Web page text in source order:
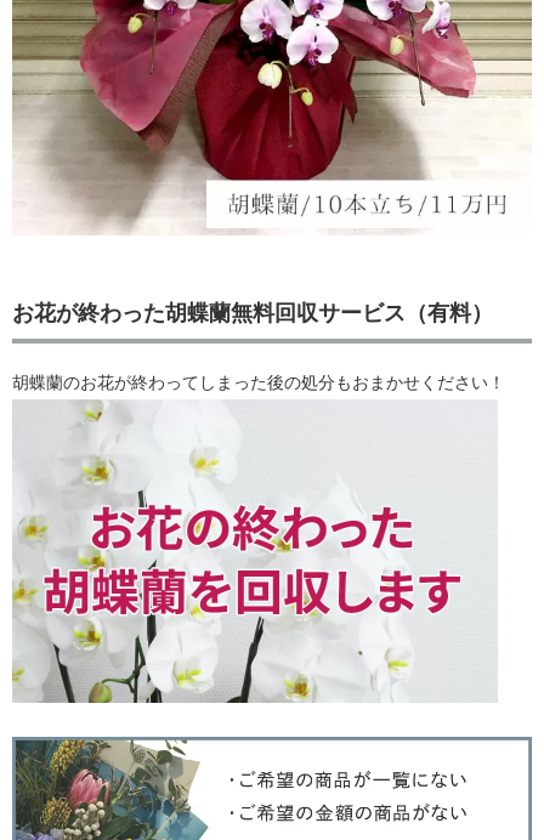
お花が終わった胡蝶蘭無料回収サービス（有料）
胡蝶蘭のお花が終わってしまった後の処分もおまかせください！